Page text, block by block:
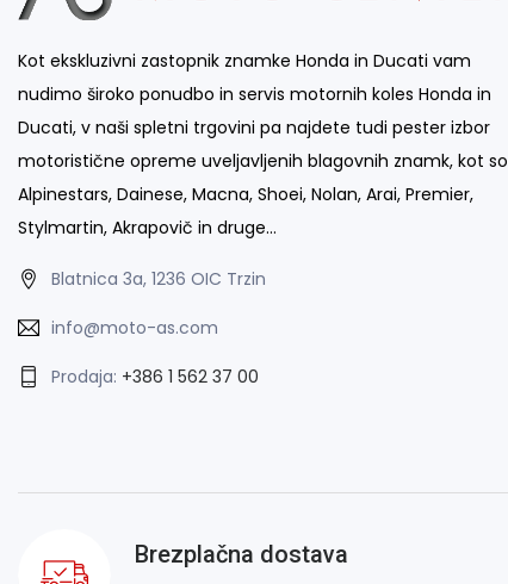
Kot ekskluzivni zastopnik znamke Honda in Ducati vam
nudimo široko ponudbo in servis motornih koles Honda in
Ducati, v naši spletni trgovini pa najdete tudi pester izbor
motoristične opreme uveljavljenih blagovnih znamk, kot so
Alpinestars, Dainese, Macna, Shoei, Nolan, Arai, Premier,
Stylmartin, Akrapovič in druge…
Blatnica 3a, 1236 OIC Trzin
info@moto-as.com
Prodaja: +386 1 562 37 00
Brezplačna dostava